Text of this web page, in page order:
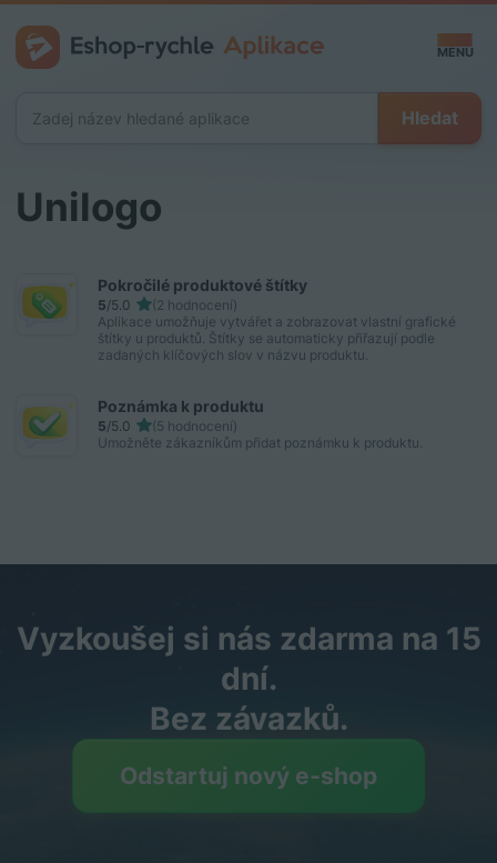
Hledat
MENU
Přihlásit
Unilogo
Pokročilé produktové štítky
5/5.0
(2 hodnocení)
Aplikace umožňuje vytvářet a zobrazovat vlastní grafické
štítky u produktů. Štítky se automaticky přiřazují podle
zadaných klíčových slov v názvu produktu.
Poznámka k produktu
5/5.0
(5 hodnocení)
Umožněte zákazníkům přidat poznámku k produktu.
Vyzkoušej si nás zdarma na 15
dní.
Bez závazků.
Odstartuj nový e‑shop